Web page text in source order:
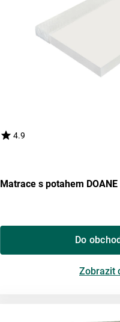
4.9
Matrace s potahem
Do
Zobrazit